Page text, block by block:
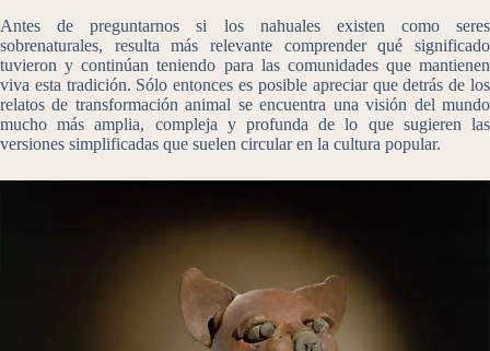
Antes de preguntarnos si los nahuales existen como seres
sobrenaturales, resulta más relevante comprender qué significado
tuvieron y continúan teniendo para las comunidades que mantienen
viva esta tradición. Sólo entonces es posible apreciar que detrás de los
relatos de transformación animal se encuentra una visión del mundo
mucho más amplia, compleja y profunda de lo que sugieren las
versiones simplificadas que suelen circular en la cultura popular.